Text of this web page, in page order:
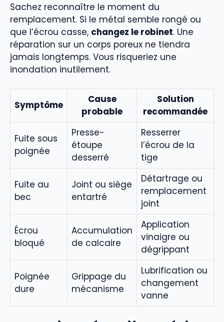
Sachez reconnaître le moment du
remplacement. Si le métal semble rongé ou
que l’écrou casse, changez le robinet. Une
réparation sur un corps poreux ne tiendra
jamais longtemps. Vous risqueriez une
inondation inutilement.
Symptôme
Cause
probable
Solution
recommandée
Fuite sous
poignée
Presse-
étoupe
desserré
Resserrer
l’écrou de la
tige
Fuite au
bec
Joint ou siège
entartré
Détartrage ou
remplacement
joint
Écrou
bloqué
Accumulation
de calcaire
Application
vinaigre ou
dégrippant
Poignée
dure
Grippage du
mécanisme
Lubrification ou
changement
vanne